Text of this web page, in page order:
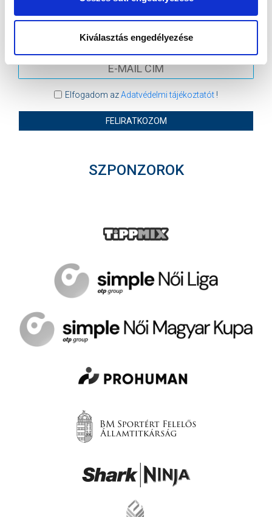
Kiválasztás engedélyezése
hírlevelünkre:
Elfogadom azAdatvédelmi tájékoztatót!
FELIRATKOZOM
SZPONZOROK